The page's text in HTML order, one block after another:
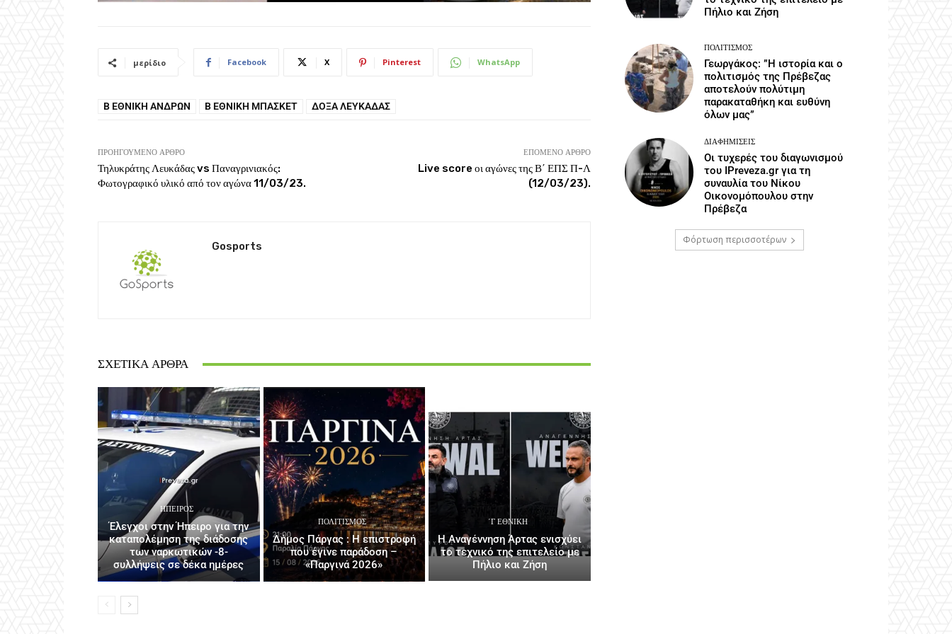
μερίδιο Facebook X Pinterest WhatsApp
Β ΕΘΝΙΚΉ ΑΝΔΡΏΝ Β ΕΘΝΙΚΉ ΜΠΆΣΚΕΤ ΔΌΞΑ ΛΕΥΚΆΔΑΣ
ΠΡΟΗΓΟΎΜΕΝΟ ΆΡΘΡΟ
Τηλυκράτης Λευκάδας vs Παναγρινιακός:
Φωτογραφικό υλικό από τον αγώνα 11/03/23.
ΕΠΌΜΕΝΟ ΆΡΘΡΟ
Live score οι αγώνες της Β΄ ΕΠΣ Π-Λ
(12/03/23).
Gosports
ΣΧΕΤΙΚΆ ΆΡΘΡΑ
ΉΠΕΙΡΟΣ
Έλεγχοι στην Ήπειρο για την
καταπολέμηση της διάδοσης
των ναρκωτικών -8-
συλλήψεις σε δέκα ημέρες
ΠΟΛΙΤΙΣΜΌΣ
Δήμος Πάργας : Η επιστροφή
που έγινε παράδοση –
«Παργινά 2026»
΄Γ ΕΘΝΙΚΉ
Η Αναγέννηση Άρτας ενισχύει
το τεχνικό της επιτελείο με
Πήλιο και Ζήση
Πήλιο και Ζήση
ΠΟΛΙΤΙΣΜΌΣ
Γεωργάκος: ”Η ιστορία και ο
πολιτισμός της Πρέβεζας
αποτελούν πολύτιμη
παρακαταθήκη και ευθύνη
όλων μας”
ΔΙΑΦΗΜΊΣΕΙΣ
Οι τυχερές του διαγωνισμού
του IPreveza.gr για τη
συναυλία του Νίκου
Οικονομόπουλου στην
Πρέβεζα
Φόρτωση περισσοτέρων